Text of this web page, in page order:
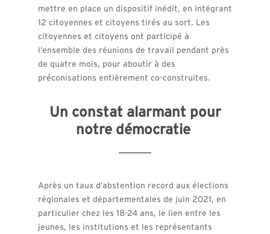
mettre en place un dispositif inédit, en intégrant
12 citoyennes et citoyens tirés au sort. Les
citoyennes et citoyens ont participé à
l’ensemble des réunions de travail pendant près
de quatre mois, pour aboutir à des
préconisations entièrement co-construites.
Un constat alarmant pour
notre démocratie
Après un taux d’abstention record aux élections
régionales et départementales de juin 2021, en
particulier chez les 18-24 ans, le lien entre les
jeunes, les institutions et les représentants